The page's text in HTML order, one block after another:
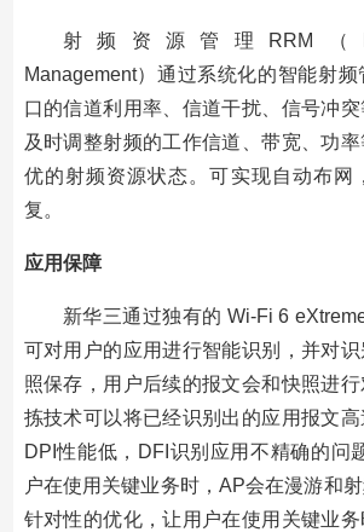
射频资源管理RRM（
Management）通过系统化的智能射
口的信道利用率、信道干扰、信号冲突
及时调整射频的工作信道、带宽、功
优的射频资源状态。可实现自动布网
复。
应用保障
新华三通过独有的 Wi-Fi 6
可对用户的应用进行智能识别，并对
照保存，用户后续的报文会和快照进
拣技术可以将已经识别出的应用报文
DPI性能低，DFI识别应用不精确的问
户在使用关键业务时，AP会在漫游和
针对性的优化，让用户在使用关键业